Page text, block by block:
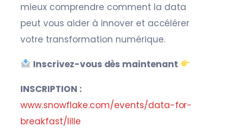
mieux comprendre comment la data
peut vous aider à innover et accélérer
votre transformation numérique.
Inscrivez-vous dès maintenant
INSCRIPTION :
www.snowflake.com/events/data-for-
breakfast/lille